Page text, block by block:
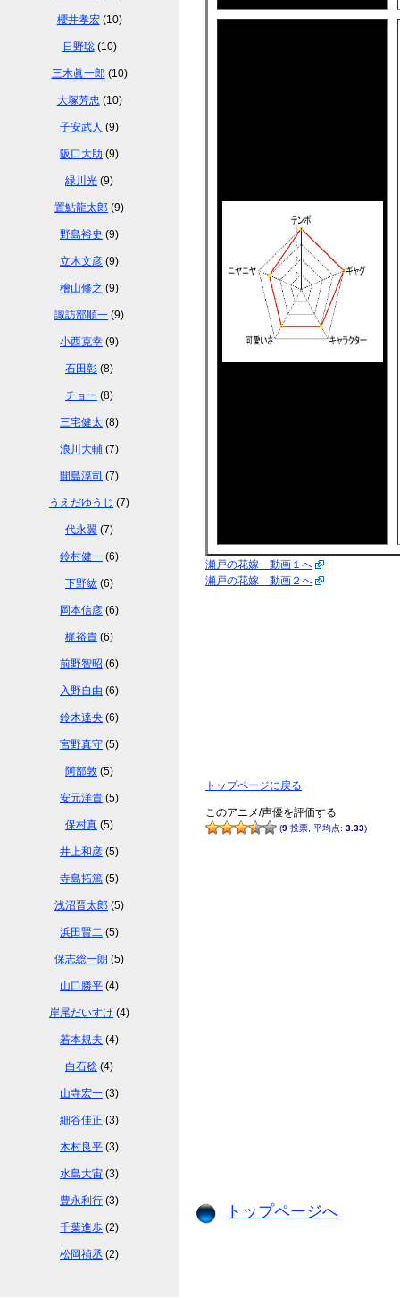
瀬戸の花嫁 動画１へ
瀬戸の花嫁 動画２へ
トップページに戻る
このアニメ/声優を評価する
(9 投票, 平均点: 3.33)
トップページへ
櫻井孝宏(10)
日野聡(10)
三木眞一郎(10)
大塚芳忠 (10)
子安武人 (9)
阪口大助 (9)
緑川光 (9)
置鮎龍太郎 (9)
野島裕史 (9)
立木文彦 (9)
檜山修之 (9)
諏訪部順一 (9)
小西克幸 (9)
石田彰 (8)
チョー (8)
三宅健太 (8)
浪川大輔 (7)
間島淳司 (7)
うえだゆうじ (7)
代永翼 (7)
鈴村健一 (6)
下野紘 (6)
岡本信彦 (6)
梶裕貴 (6)
前野智昭 (6)
入野自由 (6)
鈴木達央 (6)
宮野真守 (5)
阿部敦 (5)
安元洋貴 (5)
保村真 (5)
井上和彦 (5)
寺島拓篤 (5)
浅沼晋太郎 (5)
浜田賢二 (5)
保志総一朗 (5)
山口勝平 (4)
岸尾だいすけ (4)
若本規夫 (4)
白石稔 (4)
山寺宏一 (3)
細谷佳正 (3)
木村良平 (3)
水島大宙 (3)
豊永利行 (3)
千葉進歩 (2)
松岡禎丞 (2)